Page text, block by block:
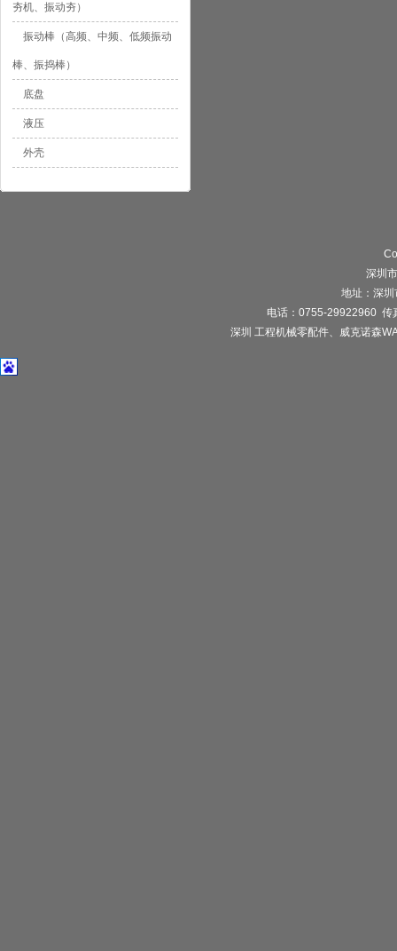
夯机、振动夯）
振动棒（高频、中频、低频振动
棒、振捣棒）
底盘
液压
外壳
深圳
地址：深
电话：0755-29922960 传
深圳 工程机械零配件、威克诺森